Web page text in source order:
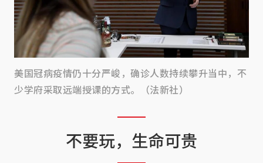
美国冠病疫情仍十分严峻，确诊人数持续攀升当中，不
少学府采取远端授课的方式。（法新社）
不要玩，生命可贵